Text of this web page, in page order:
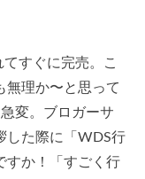
すぐに完売。こ
無理か〜と思って
変。ブロガーサ
した際に「WDS行
すか！「すごく行